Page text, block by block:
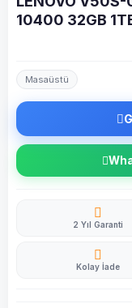
10400 32GB
Masaüstü
2 Yıl Garanti
Kolay İade